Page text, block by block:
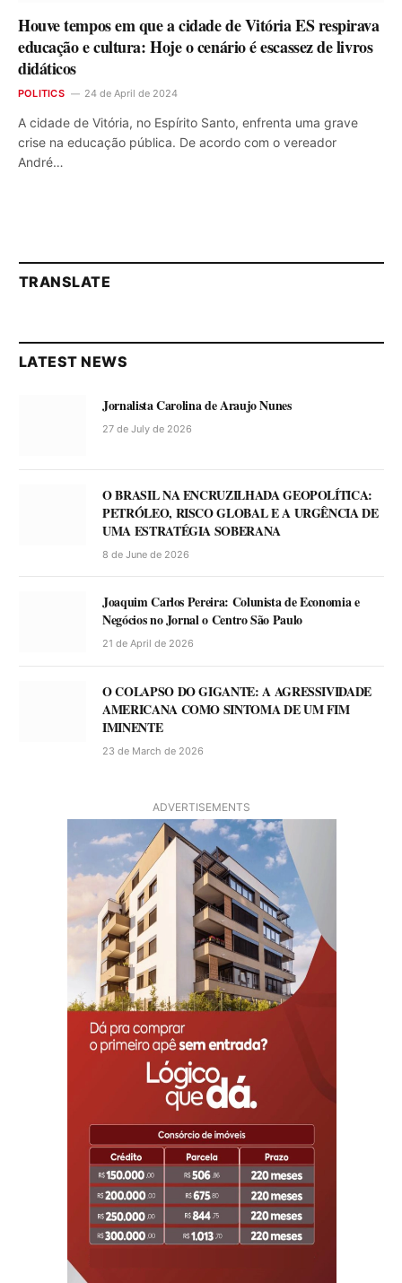
Houve tempos em que a cidade de Vitória ES respirava
educação e cultura: Hoje o cenário é escassez de livros
didáticos
POLITICS 24 de April de 2024
A cidade de Vitória, no Espírito Santo, enfrenta uma grave
crise na educação pública. De acordo com o vereador
André…
TRANSLATE
LATEST NEWS
Jornalista Carolina de Araujo Nunes
27 de July de 2026
O BRASIL NA ENCRUZILHADA GEOPOLÍTICA:
PETRÓLEO, RISCO GLOBAL E A URGÊNCIA DE
UMA ESTRATÉGIA SOBERANA
8 de June de 2026
Joaquim Carlos Pereira: Colunista de Economia e
Negócios no Jornal o Centro São Paulo
21 de April de 2026
O COLAPSO DO GIGANTE: A AGRESSIVIDADE
AMERICANA COMO SINTOMA DE UM FIM
IMINENTE
23 de March de 2026
ADVERTISEMENTS